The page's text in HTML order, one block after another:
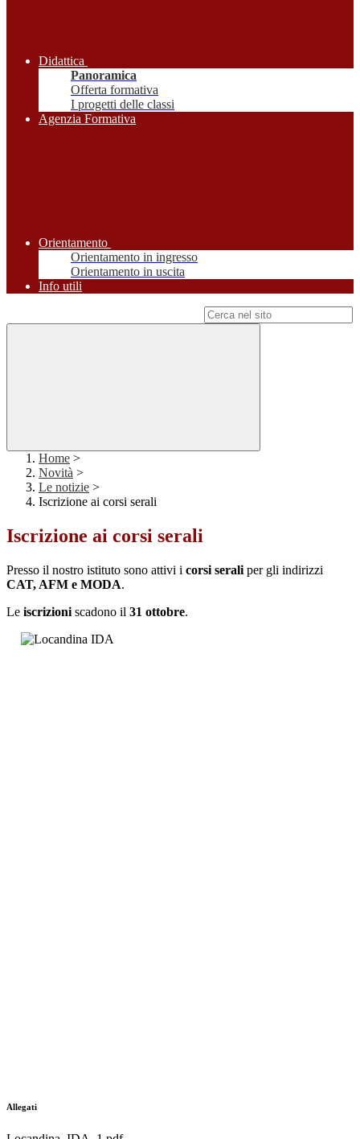
Didattica
Panoramica
Offerta formativa
I progetti delle classi
Agenzia Formativa
Orientamento
Orientamento in ingresso
Orientamento in uscita
Info utili
Home >
Novità >
Le notizie >
Iscrizione ai corsi serali
Iscrizione ai corsi serali
Presso il nostro istituto sono attivi i corsi serali per gli indirizzi
CAT, AFM e MODA.
Le iscrizioni scadono il 31 ottobre.
Allegati